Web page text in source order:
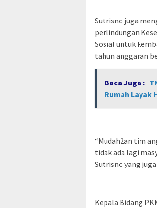
Sutrisno juga
perlindungan
Sosial untuk
tahun anggaran
Baca Juga :
Rumah Layak
“Mudah2an tim
tidak ada lagi
Sutrisno yang
Kepala Bidang